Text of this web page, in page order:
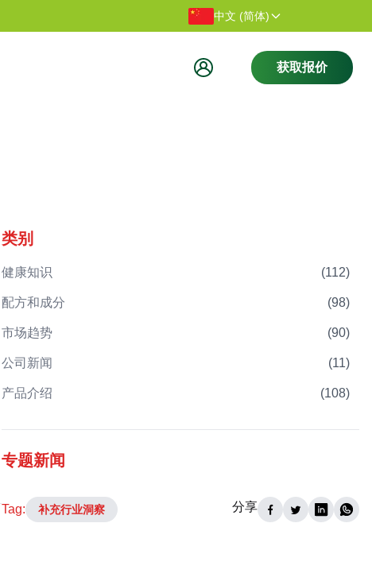
中文 (简体)
获取报价
类别
健康知识 (112)
配方和成分 (98)
市场趋势 (90)
公司新闻 (11)
产品介绍 (108)
专题新闻
Tag: 补充行业洞察 分享